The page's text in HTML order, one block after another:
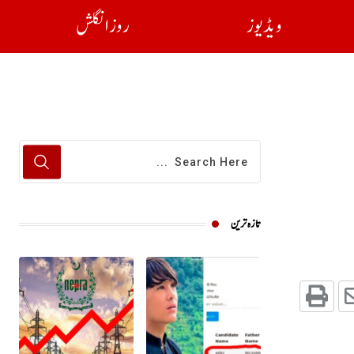
ویڈیوز روز انگلش
تازہ ترین